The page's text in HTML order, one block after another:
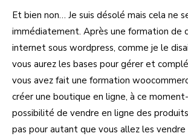
Et bien non… Je suis désolé mais cela ne
immédiatement. Après une formation de
internet sous wordpress, comme je le
vous aurez les bases pour gérer et
vous avez fait une formation
créer une boutique en ligne, à ce
possibilité de vendre en ligne des
pas pour autant que vous allez les